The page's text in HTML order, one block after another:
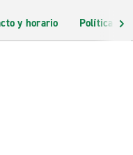
y horario Políticas